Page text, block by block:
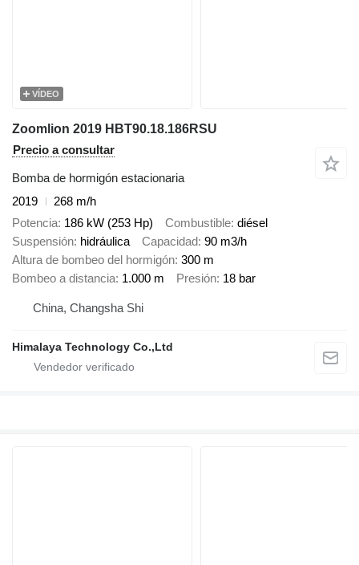
VÍDEO
Zoomlion 2019 HBT90.18.186RSU
Precio a consultar
Bomba de hormigón estacionaria
2019
268 m/h
Potencia 186 kW (253 Hp) Combustible diésel
Suspensión hidráulica Capacidad 90 m3/h
Altura de bombeo del hormigón 300 m
Bombeo a distancia 1.000 m Presión 18 bar
China, Changsha Shi
Himalaya Technology Co.,Ltd